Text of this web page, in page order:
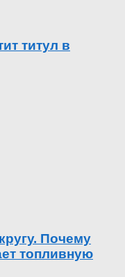
титул в
Почему
топливную